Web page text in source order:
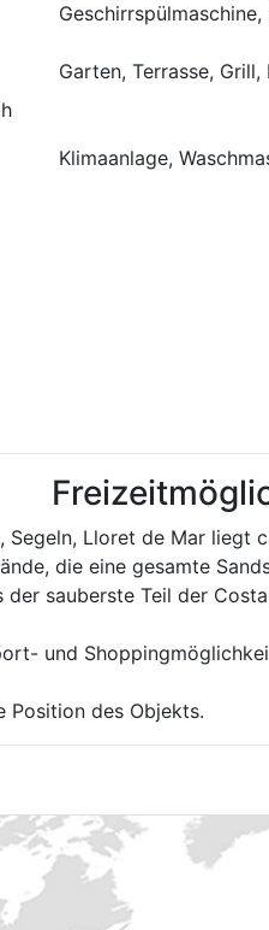
Garten, Terrasse, Grill,
Klimaanlage,
Segeln, Lloret de Mar
die eine gesamte
sauberste Teil der
und
Position des Objekts.